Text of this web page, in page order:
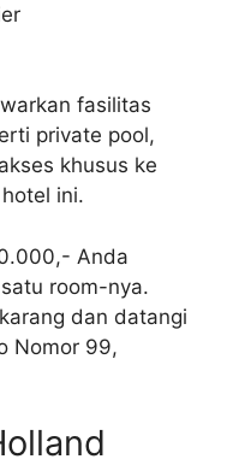
fasilitas
private pool,
khusus ke
ini.
Anda
room-nya.
dan datangi
Nomor 99,